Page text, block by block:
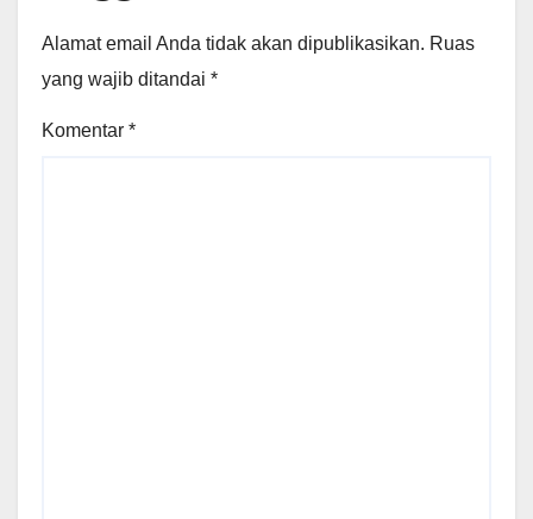
Alamat email Anda tidak akan dipublikasikan. Ruas
yang wajib ditandai *
Komentar *